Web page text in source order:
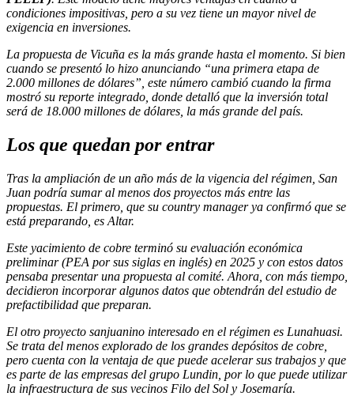
condiciones impositivas, pero a su vez tiene un mayor nivel de
exigencia en inversiones.
La propuesta de Vicuña es la más grande hasta el momento. Si bien
cuando se presentó lo hizo anunciando “una primera etapa de
2.000 millones de dólares”, este número cambió cuando la firma
mostró su reporte integrado, donde detalló que la inversión total
será de 18.000 millones de dólares, la más grande del país.
Los que quedan por entrar
Tras la ampliación de un año más de la vigencia del régimen, San
Juan podría sumar al menos dos proyectos más entre las
propuestas. El primero, que su country manager ya confirmó que se
está preparando, es Altar.
Este yacimiento de cobre terminó su evaluación económica
preliminar (PEA por sus siglas en inglés) en 2025 y con estos datos
pensaba presentar una propuesta al comité. Ahora, con más tiempo,
decidieron incorporar algunos datos que obtendrán del estudio de
prefactibilidad que preparan.
El otro proyecto sanjuanino interesado en el régimen es Lunahuasi.
Se trata del menos explorado de los grandes depósitos de cobre,
pero cuenta con la ventaja de que puede acelerar sus trabajos y que
es parte de las empresas del grupo Lundin, por lo que puede utilizar
la infraestructura de sus vecinos Filo del Sol y Josemaría.